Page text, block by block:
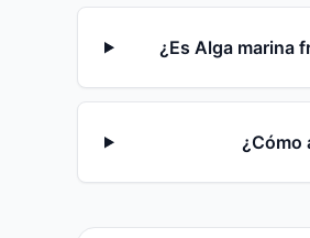
¿Es Alga marina
¿Cómo